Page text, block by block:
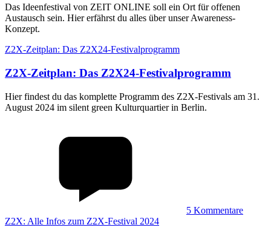
Das Ideenfestival von ZEIT ONLINE soll ein Ort für offenen
Austausch sein. Hier erfährst du alles über unser Awareness-
Konzept.
Z2X-Zeitplan: Das Z2X24-Festivalprogramm
Z2X-Zeitplan: Das Z2X24-Festivalprogramm
Hier findest du das komplette Programm des Z2X-Festivals am 31.
August 2024 im silent green Kulturquartier in Berlin.
5 Kommentare
Z2X: Alle Infos zum Z2X-Festival 2024